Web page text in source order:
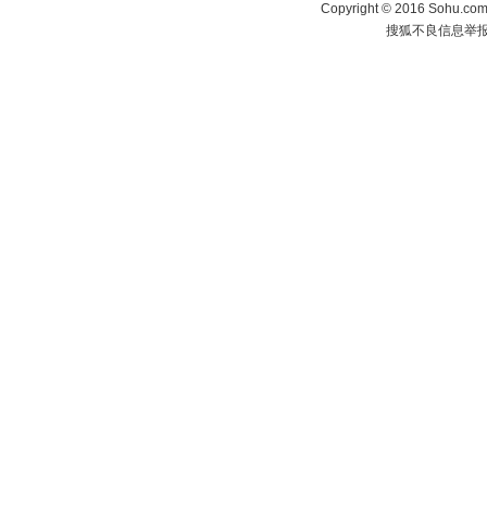
Copyright©2016
搜狐不良信息举